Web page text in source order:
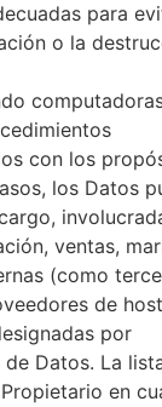
(0.35
(2.94
onzas)
Lollipop
para
o la
con los
los Datos
ventas,
(como
de
por
Datos. La
en